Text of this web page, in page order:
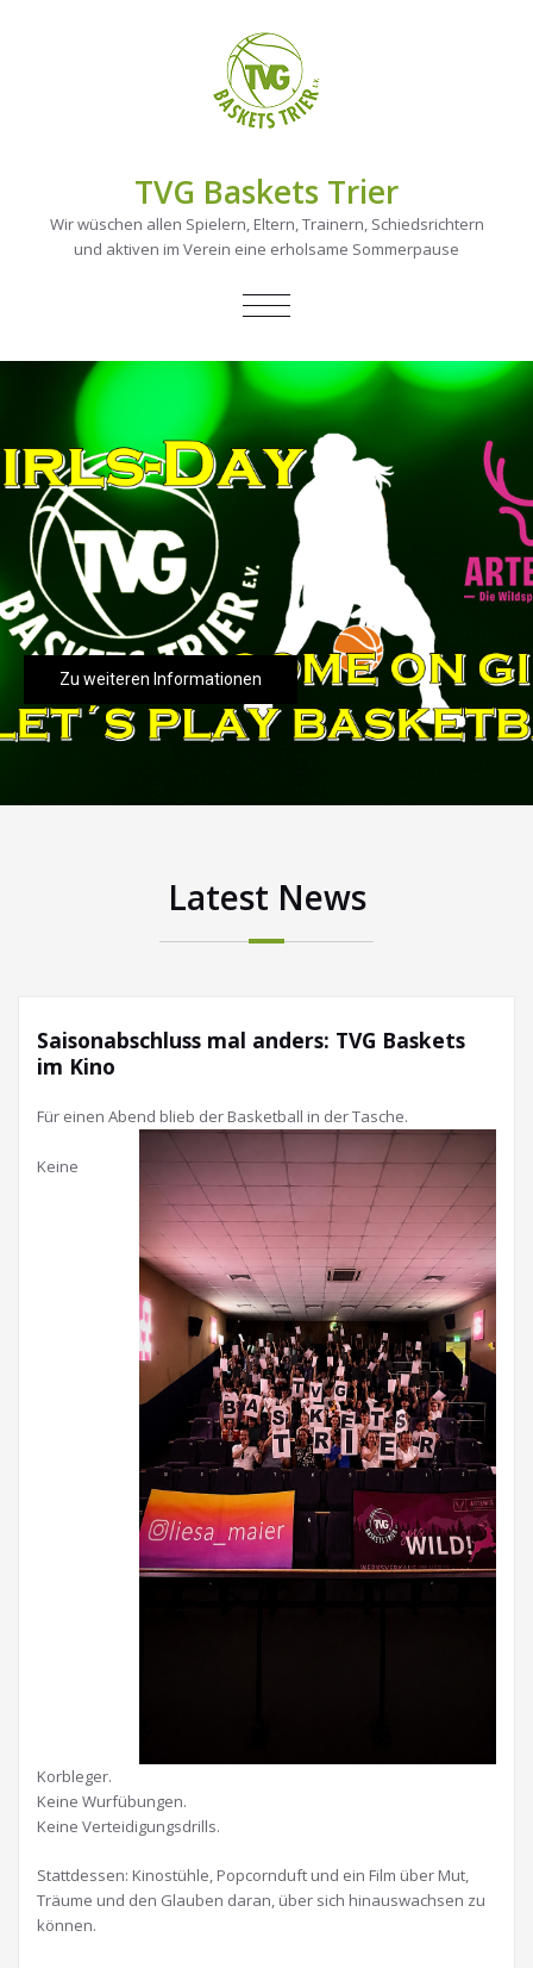
TVG Baskets Trier
Wir wüschen allen Spielern, Eltern, Trainern, Schiedsrichtern
und aktiven im Verein eine erholsame Sommerpause
NAVIGATION
Zu weiteren Informationen
Latest News
Saisonabschluss mal anders: TVG Baskets
im Kino
Für einen Abend blieb der Basketball in der Tasche.
Keine
Korbleger.
Keine Wurfübungen.
Keine Verteidigungsdrills.
Stattdessen: Kinostühle, Popcornduft und ein Film über Mut,
Träume und den Glauben daran, über sich hinauswachsen zu
können.